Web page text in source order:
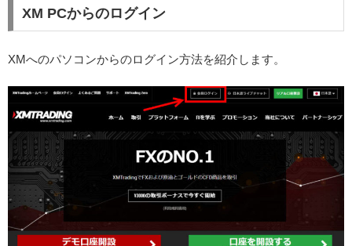
XM PCからのログイン
XMへのパソコンからのログイン方法を紹介します。